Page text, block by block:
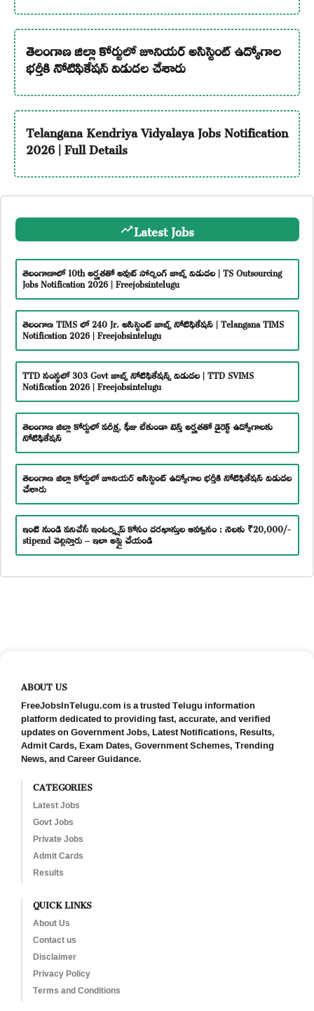
తెలంగాణ జిల్లా కోర్టులో జూనియర్ అసిస్టెంట్ ఉద్యోగాల
భర్తీకి నోటిఫికేషన్ విడుదల చేశారు
Telangana Kendriya Vidyalaya Jobs Notification
2026 | Full Details
Latest Jobs
తెలంగాణాలో 10th అర్హతతో అవుట్ సోర్సింగ్ జాబ్స్ విడుదల | TS Outsourcing
Jobs Notification 2026 | Freejobsintelugu
తెలంగాణ TIMS లో 240 Jr. అసిస్టెంట్ జాబ్స్ నోటిఫికేషన్ | Telangana TIMS
Notification 2026 | Freejobsintelugu
TTD సంస్థలో 303 Govt జాబ్స్ నోటిఫికేషన్స్ విడుదల | TTD SVIMS
Notification 2026 | Freejobsintelugu
తెలంగాణ జిల్లా కోర్టులో పరీక్ష, ఫీజు లేకుండా టెన్త్ అర్హతతో డైరెక్ట్ ఉద్యోగాలకు
నోటిఫికేషన్
తెలంగాణ జిల్లా కోర్టులో జూనియర్ అసిస్టెంట్ ఉద్యోగాల భర్తీకి నోటిఫికేషన్ విడుదల
చేశారు
ఇంటి నుండి పనిచేసే ఇంటర్న్షిప్ కోసం దరఖాస్తుల ఆహ్వానం : నెలకు ₹20,000/-
stipend చెల్లిస్తారు – ఇలా అప్లై చేయండి
ABOUT US
FreeJobsInTelugu.com is a trusted Telugu information
platform dedicated to providing fast, accurate, and verified
updates on Government Jobs, Latest Notifications, Results,
Admit Cards, Exam Dates, Government Schemes, Trending
News, and Career Guidance.
CATEGORIES
Latest Jobs
Govt Jobs
Private Jobs
Admit Cards
Results
QUICK LINKS
About Us
Contact us
Disclaimer
Privacy Policy
Terms and Conditions